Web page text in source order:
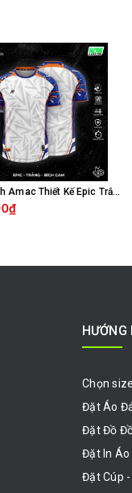
Áo Đá Banh Amac Thiết Kế Epic Trắng Bích
HƯỚNG
Chọn
Đặt Áo
Đặt Đồ
Đặt In Áo
Đặt Cúp -